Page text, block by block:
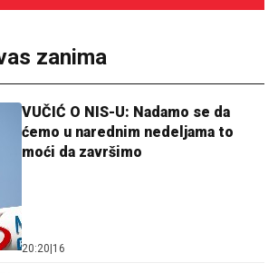
zanima
VUČIĆ O NIS-U: Nadamo se da
ćemo u narednim nedeljama to
moći da završimo
20:20 16